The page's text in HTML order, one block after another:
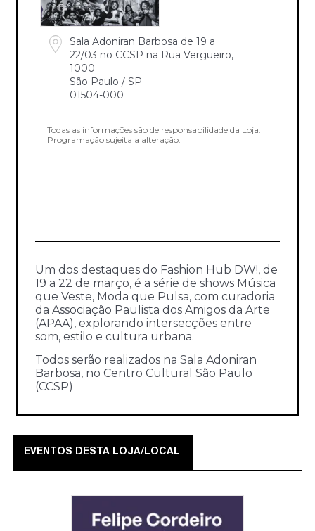
Sala Adoniran Barbosa de 19 a
22/03 no CCSP na Rua Vergueiro,
1000
São Paulo / SP
01504-000
Todas as informações são de responsabilidade da Loja.
Programação sujeita a alteração.
Um dos destaques do Fashion Hub DW!, de
19 a 22 de março, é a série de shows Música
que Veste, Moda que Pulsa, com curadoria
da Associação Paulista dos Amigos da Arte
(APAA), explorando intersecções entre
som, estilo e cultura urbana.
Todos serão realizados na Sala Adoniran
Barbosa, no Centro Cultural São Paulo
(CCSP)
EVENTOS DESTA LOJA/LOCAL